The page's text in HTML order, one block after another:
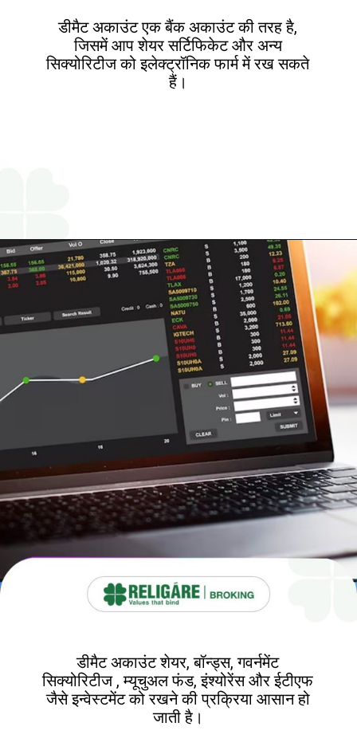
डीमैट अकाउंट एक बैंक अकाउंट की तरह है,
जिसमें आप शेयर सर्टिफिकेट और अन्य
सिक्योरिटीज को इलेक्ट्रॉनिक फार्म में रख सकते
हैं।
Opening
डीमैट अकाउंट शेयर, बॉन्ड्स, गवर्नमेंट
सिक्योरिटीज , म्यूचुअल फंड, इंश्योरेंस और ईटीएफ
जैसे इन्वेस्टमेंट को रखने की प्रक्रिया आसान हो
जाती है।